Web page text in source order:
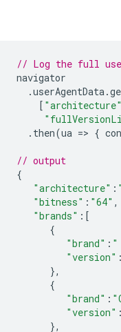
// Log the full
navigator
.userAgentData.
[ "architecture"
. then(ua => {
// output
{
"architecture" :
"bitness" : "64" ,
"brands" : [
{
"brand" : "
"version" :
},
{
"brand" :
"version" :
},